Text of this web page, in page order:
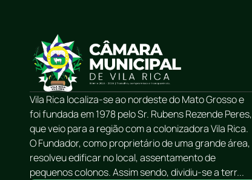
Vila Rica localiza-se ao nordeste do Mato Grosso e
foi fundada em 1978 pelo Sr. Rubens Rezende Peres,
que veio para a região com a colonizadora Vila Rica.
O Fundador, como proprietário de uma grande área,
resolveu edificar no local, assentamento de
pequenos colonos. Assim sendo, dividiu-se a terr...